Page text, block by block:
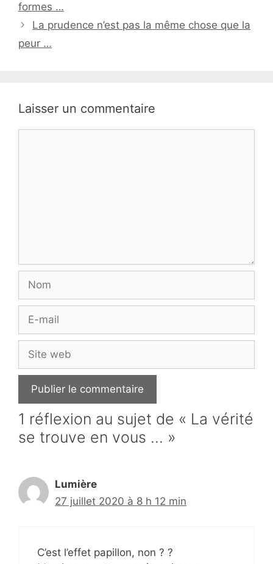
formes …
La prudence n’est pas la même chose que la
peur …
Laisser un commentaire
Nom
Site
web
1 réflexion au sujet de « La vérité
se trouve en vous … »
Lumière
27 juillet 2020 à 8 h 12 min
C’est l’effet papillon, non ? ?